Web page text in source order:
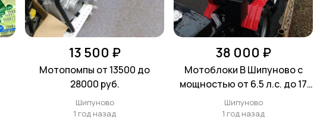
13 500 ₽
Мотопомпы от 13500 до
28000 руб.
Шипуново
1 год назад
38 000 ₽
Мотоблоки В Шипуново с
мощностью от 6.5 л.с. до 17
л.с
Шипуново
1 год назад